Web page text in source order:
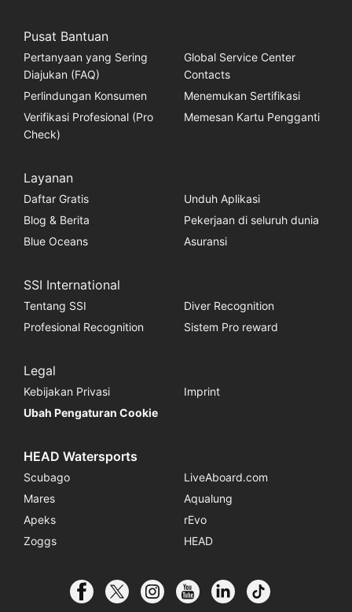
Pusat Bantuan
Pertanyaan yang Sering
Diajukan (FAQ)
Global Service Center
Contacts
Perlindungan Konsumen
Menemukan Sertifikasi
Verifikasi Profesional (Pro
Check)
Memesan Kartu Pengganti
Layanan
Daftar Gratis
Unduh Aplikasi
Blog & Berita
Pekerjaan di seluruh dunia
Blue Oceans
Asuransi
SSI International
Tentang SSI
Diver Recognition
Profesional Recognition
Sistem Pro reward
Legal
Kebijakan Privasi
Imprint
Ubah Pengaturan Cookie
HEAD Watersports
Scubago
LiveAboard.com
Mares
Aqualung
Apeks
rEvo
Zoggs
HEAD